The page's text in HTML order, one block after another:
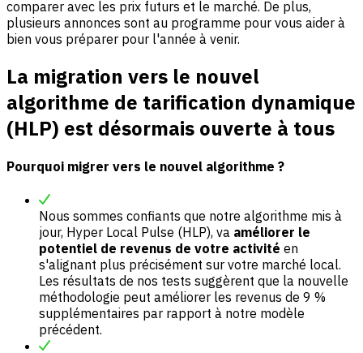
comparer avec les prix futurs et le marché. De plus,
plusieurs annonces sont au programme pour vous aider à
bien vous préparer pour l'année à venir.
La migration vers le nouvel
algorithme de tarification dynamique
(HLP) est désormais ouverte à tous
Pourquoi migrer vers le nouvel algorithme ?
Nous sommes confiants que notre algorithme mis à
jour, Hyper Local Pulse (HLP), va améliorer le
potentiel de revenus de votre activité en
s'alignant plus précisément sur votre marché local.
Les résultats de nos tests suggèrent que la nouvelle
méthodologie peut améliorer les revenus de 9 %
supplémentaires par rapport à notre modèle
précédent.